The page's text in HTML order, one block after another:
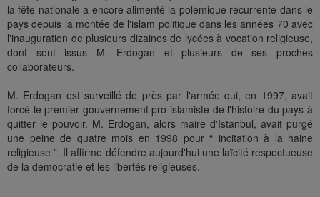
la fête nationale a encore alimenté la polémique récurrente dans le
pays depuis la montée de l'islam politique dans les années 70 avec
l'inauguration de plusieurs dizaines de lycées à vocation religieuse,
dont sont issus M. Erdogan et plusieurs de ses proches
collaborateurs.
M. Erdogan est surveillé de près par l'armée qui, en 1997, avait
forcé le premier gouvernement pro-islamiste de l'histoire du pays à
quitter le pouvoir. M. Erdogan, alors maire d'Istanbul, avait purgé
une peine de quatre mois en 1998 pour “ incitation à la haine
religieuse ”. Il affirme défendre aujourd'hui une laïcité respectueuse
de la démocratie et les libertés religieuses.